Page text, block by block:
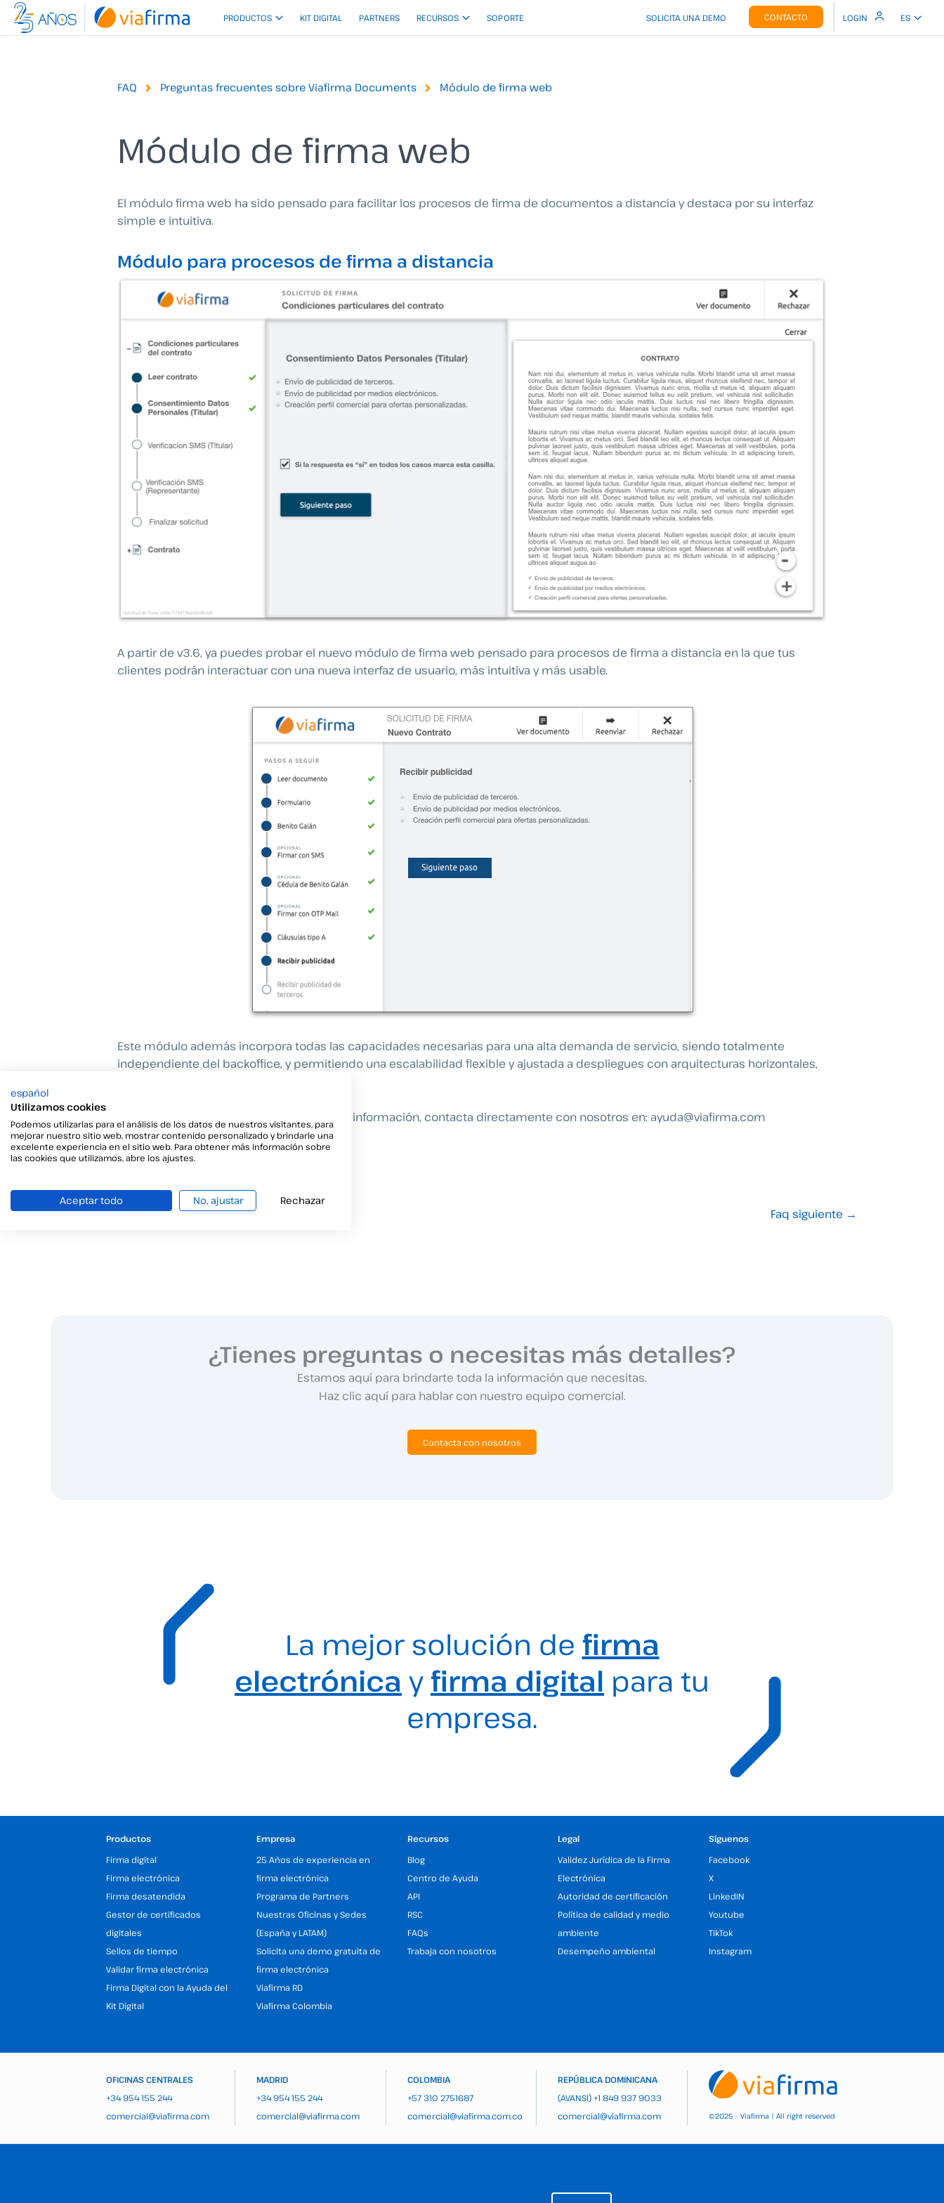
PRODUCTOS KIT DIGITAL PARTNERS RECURSOS SOPORTE SOLICITA UNA DEMO CONTACTO LOGIN ES
FAQ Preguntas frecuentes sobre Viafirma Documents Módulo de firma web
Módulo de firma web
El módulo firma web ha sido pensado para facilitar los procesos de firma de documentos a distancia y destaca por su interfaz
simple e intuitiva.
Módulo para procesos de firma a distancia
A partir de v3.6, ya puedes probar el nuevo módulo de firma web pensado para procesos de firma a distancia en la que tus
clientes podrán interactuar con una nueva interfaz de usuario, más intuitiva y más usable.
Este módulo además incorpora todas las capacidades necesarias para una alta demanda de servicio, siendo totalmente
independiente del backoffice, y permitiendo una escalabilidad flexible y ajustada a despliegues con arquitecturas horizontales,
Si tienes alguna duda sobre el uso de esta información, contacta directamente con nosotros en: ayuda@viafirma.com
←Faq anterior Faq siguiente →
¿Tienes preguntas o necesitas más detalles?
Estamos aquí para brindarte toda la información que necesitas.
Haz clic aquí para hablar con nuestro equipo comercial.
Contacta con nosotros
La mejor solución de firma
electrónica yfirma digital para tu
empresa.
Productos
Firma digital
Firma electrónica
Firma desatendida
Gestor de certificados
digitales
Sellos de tiempo
Validar firma electrónica
Firma Digital con la Ayuda del
Kit Digital
Empresa
25 Años de experiencia en
firma electrónica
Programa de Partners
Nuestras Oficinas y Sedes
(España y LATAM)
Solicita una demo gratuita de
firma electrónica
Viafirma RD
Viafirma Colombia
Recursos
Blog
Centro de Ayuda
API
RSC
FAQs
Trabaja con nosotros
Legal
Validez Jurídica de la Firma
Electrónica
Autoridad de certificación
Política de calidad y medio
ambiente
Desempeño ambiental
Síguenos
Facebook
X
LinkedIN
Youtube
TikTok
Instagram
OFICINAS CENTRALES
+34 954 155 244
comercial@viafirma.com
MADRID
+34 954 155 244
comercial@viafirma.com
COLOMBIA
+57 310 2751687
comercial@viafirma.com.co
REPÚBLICA DOMINICANA
(AVANSI) +1 849 937 9033
comercial@viafirma.com
©2025 – Viafirma | All right reserved
español
Utilizamos cookies
Podemos utilizarlas para el análisis de los datos de nuestros visitantes, para
mejorar nuestro sitio web, mostrar contenido personalizado y brindarle una
excelente experiencia en el sitio web. Para obtener más información sobre
las cookies que utilizamos, abre los ajustes.
Aceptar todo No, ajustar Rechazar